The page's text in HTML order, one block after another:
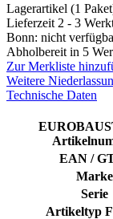
Lagerartikel (1
Lieferzeit 2 - 3
Bonn: nicht
Abholbereit in 5
Zur Merkliste
Weitere
Technische Daten
EAN /
Marke
Serie
Artikeltyp